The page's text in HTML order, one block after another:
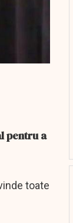
pentru a
toate